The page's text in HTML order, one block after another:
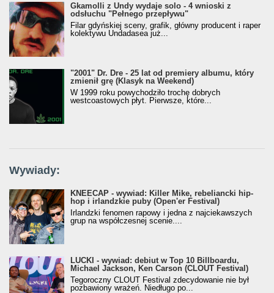
Gkamolli z Undy wydaje solo - 4 wnioski z
odsłuchu "Pełnego przepływu"
Filar gdyńskiej sceny, grafik, główny producent i raper
kolektywu Undadasea już...
"2001" Dr. Dre - 25 lat od premiery albumu, który
zmienił grę (Klasyk na Weekend)
W 1999 roku powychodziło trochę dobrych
westcoastowych płyt. Pierwsze, które...
Wywiady:
KNEECAP - wywiad: Killer Mike, rebeliancki hip-
hop i irlandzkie puby (Open'er Festival)
Irlandzki fenomen rapowy i jedna z najciekawszych
grup na współczesnej scenie....
LUCKI - wywiad: debiut w Top 10 Billboardu,
Michael Jackson, Ken Carson (CLOUT Festival)
Tegoroczny CLOUT Festival zdecydowanie nie był
pozbawiony wrażeń. Niedługo po...